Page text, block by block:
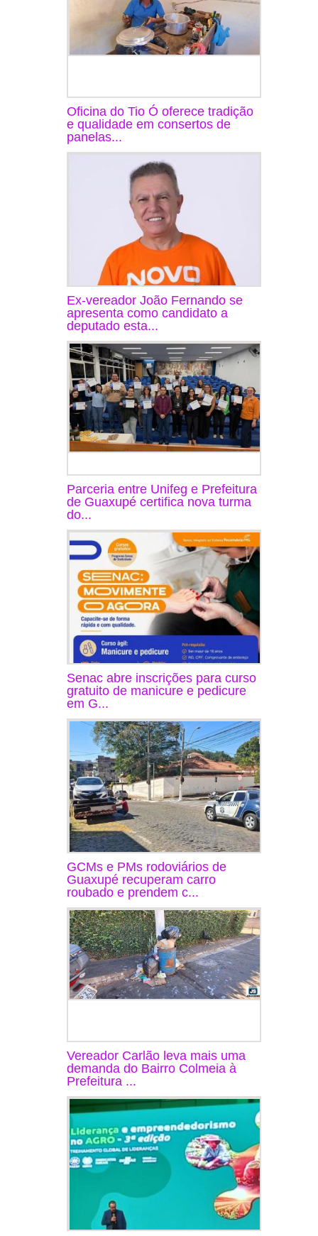
Oficina do Tio Ó oferece tradição
e qualidade em consertos de
panelas...
Ex-vereador João Fernando se
apresenta como candidato a
deputado esta...
Parceria entre Unifeg e Prefeitura
de Guaxupé certifica nova turma
do...
Senac abre inscrições para curso
gratuito de manicure e pedicure
em G...
GCMs e PMs rodoviários de
Guaxupé recuperam carro
roubado e prendem c...
Vereador Carlão leva mais uma
demanda do Bairro Colmeia à
Prefeitura ...